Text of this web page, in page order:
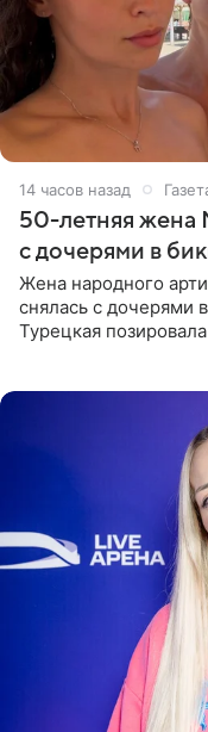
14 часов назад
50-летняя жена
с дочерями в
Жена народного
снялась с дочерями
Турецкая